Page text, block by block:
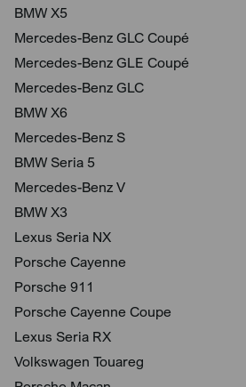
BMW X5
Mercedes-Benz GLC Coupé
Mercedes-Benz GLE Coupé
Mercedes-Benz GLC
BMW X6
Mercedes-Benz S
BMW Seria 5
Mercedes-Benz V
BMW X3
Lexus Seria NX
Porsche Cayenne
Porsche 911
Porsche Cayenne Coupe
Lexus Seria RX
Volkswagen Touareg